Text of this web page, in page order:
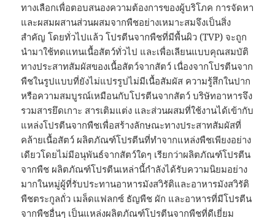
ทางเลือกเพื่อตอบสนองความต้องการของผู้บริโภค การจัดหา
และผสมผสานส่วนผสมจากพืชอย่างเหมาะสมจึงเป็นสิ่ง
สำคัญ โดยทั่วไปแล้ว โปรตีนจากพืชที่มีพื้นผิว (TVP) จะถูก
นำมาใช้ทดแทนเนื้อสัตว์ทั่วไป และเพื่อเลียนแบบคุณสมบัติ
ทางประสาทสัมผัสของเนื้อสัตว์จากสัตว์ เนื่องจากโปรตีนจาก
พืชในรูปแบบที่ยังไม่แปรรูปไม่มีเนื้อสัมผัส ความรู้สึกในปาก
หรือความสมบูรณ์เหมือนกับโปรตีนจากสัตว์ บริษัทอาหารจึง
รวมสารยึดเกาะ สารเติมแต่ง และส่วนผสมที่ใช้งานได้เข้ากับ
แหล่งโปรตีนจากพืชเพื่อสร้างลักษณะทางประสาทสัมผัสที่
คล้ายเนื้อสัตว์ ผลิตภัณฑ์โปรตีนที่ทำจากแหล่งพืชเพียงอย่าง
เดียวโดยไม่มีอนุพันธ์จากสัตว์ใดๆ เรียกว่าผลิตภัณฑ์โปรตีน
จากพืช ผลิตภัณฑ์โปรตีนเหล่านี้กำลังได้รับความนิยมอย่าง
มากในหมู่ผู้ที่รับประทานอาหารมังสวิรัติและอาหารมังสวิรัติ
พืชตระกูลถั่ว เมล็ดแฟลกซ์ ธัญพืช ผัก และอาหารที่มีโปรตีน
จากพืชอื่นๆ เป็นแหล่งผลิตภัณฑ์โปรตีนจากพืชที่ดีเยี่ยม